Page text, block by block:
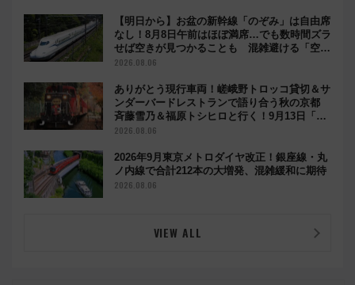
【明日から】お盆の新幹線「のぞみ」は自由席
なし！8月8日午前はほぼ満席…でも数時間ズラ
せば空きが見つかることも 混雑避ける「空
席」探しのコツ
2026.08.06
ありがとう現行車両！嵯峨野トロッコ貸切＆サ
ンダーバードレストランで語り合う秋の京都
斉藤雪乃＆福原トシヒロと行く！9月13日「京
都の鉄道満喫ツアー」開催
2026.08.06
2026年9月東京メトロダイヤ改正！銀座線・丸
ノ内線で合計212本の大増発、混雑緩和に期待
2026.08.06
VIEW ALL